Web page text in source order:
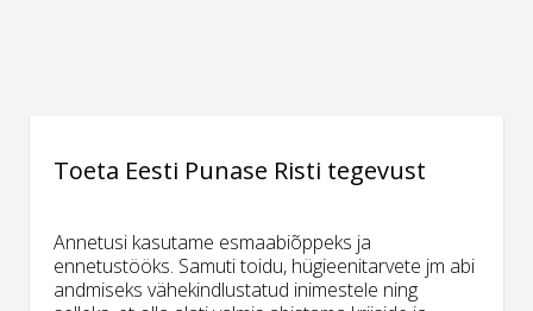
Toeta Eesti Punase Risti tegevust
Annetusi kasutame esmaabiõppeks ja
ennetustööks. Samuti toidu, hügieenitarvete jm abi
andmiseks vähekindlustatud inimestele ning